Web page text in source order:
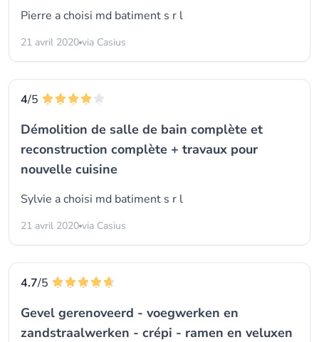
Pierre a choisi md batiment s r l
21 avril 2020 via Casius
4/5
Démolition de salle de bain complète et
reconstruction complète + travaux pour
nouvelle cuisine
Sylvie a choisi md batiment s r l
21 avril 2020 via Casius
4.7/5
Gevel gerenoveerd - voegwerken en
zandstraalwerken - crépi - ramen en veluxen